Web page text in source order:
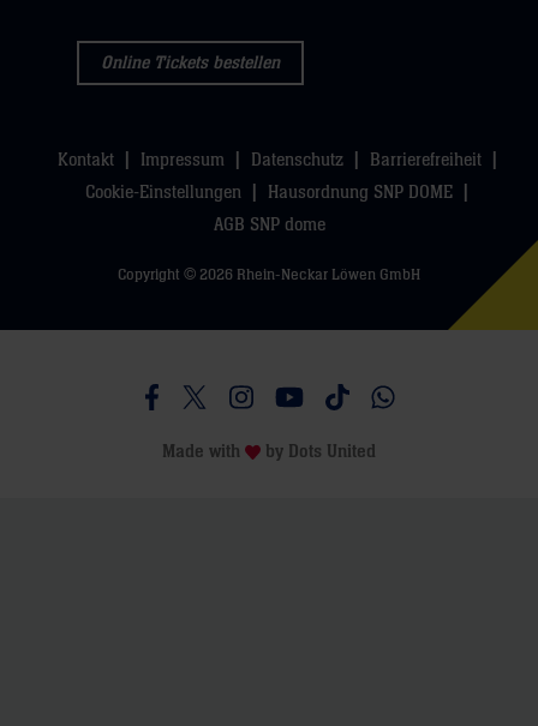
Online Tickets bestellen
Kontakt Impressum Datenschutz
Barrierefreiheit
Cookie-Einstellungen
Hausordnung SNP DOME
AGB SNP dome
Copyright © 2026 Rhein-Neckar Löwen GmbH
Besucht uns auf Facebook
Besucht uns auf Twitter
Besucht uns auf Instagram
Besucht uns auf Youtube
Besucht uns auf
Besucht uns auf
Made with by Dots United